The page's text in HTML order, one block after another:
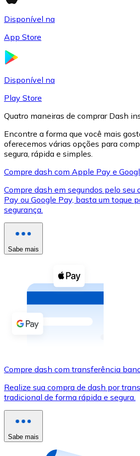
XRP
XRP
Ver tudo
Cupons cripto
Compre criptomoedas com
Comprar com dinheiro
Transferência SEPA
Use cartões Visa e Mastercard
Comprar com cartão
Disponível na
App Store
Disponível na
Play Store
Quatro maneiras de comprar Dash
Encontre a forma que você mais
oferecemos várias opções para
segura, rápida e simples.
Compre dash com Apple Pay e
Compre dash em segundos pelo seu
Pay ou Google Pay, basta um toque
segurança.
Sabe mais
Compre dash com transferência
Realize sua compra de dash por
tradicional de forma rápida e segura.
Sabe mais